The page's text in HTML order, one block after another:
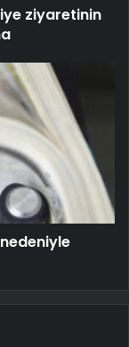
ziyaretinin